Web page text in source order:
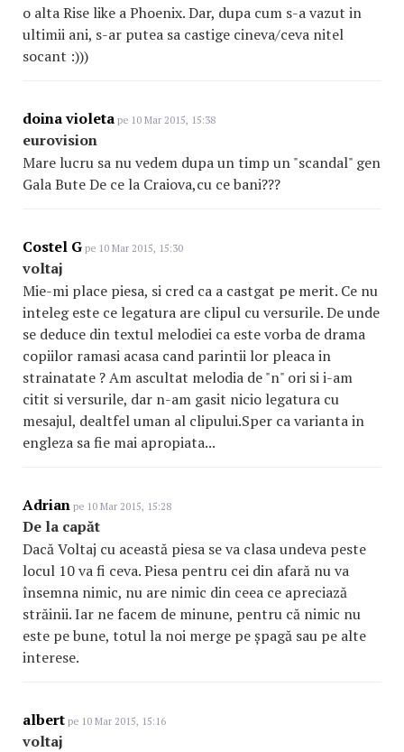
o alta Rise like a Phoenix. Dar, dupa cum s-a vazut in
ultimii ani, s-ar putea sa castige cineva/ceva nitel
socant :)))
doina violeta pe 10 Mar 2015, 15:38
eurovision
Mare lucru sa nu vedem dupa un timp un "scandal" gen
Gala Bute De ce la Craiova,cu ce bani???
Costel G pe 10 Mar 2015, 15:30
voltaj
Mie-mi place piesa, si cred ca a castgat pe merit. Ce nu
inteleg este ce legatura are clipul cu versurile. De unde
se deduce din textul melodiei ca este vorba de drama
copiilor ramasi acasa cand parintii lor pleaca in
strainatate ? Am ascultat melodia de "n" ori si i-am
citit si versurile, dar n-am gasit nicio legatura cu
mesajul, dealtfel uman al clipului.Sper ca varianta in
engleza sa fie mai apropiata...
Adrian pe 10 Mar 2015, 15:28
De la capăt
Dacă Voltaj cu această piesa se va clasa undeva peste
locul 10 va fi ceva. Piesa pentru cei din afară nu va
însemna nimic, nu are nimic din ceea ce apreciază
străinii. Iar ne facem de minune, pentru că nimic nu
este pe bune, totul la noi merge pe șpagă sau pe alte
interese.
albert pe 10 Mar 2015, 15:16
voltaj